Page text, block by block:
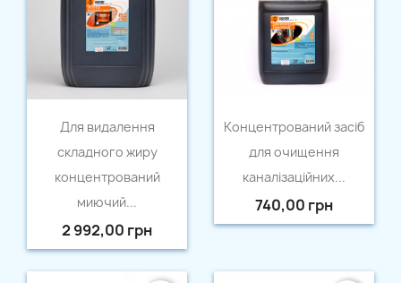
Швидкий перегляд
Для видалення
складного жиру
концентрований
миючий...
2 992,00 грн
 Швидкий перегляд
Концентрований засіб
для очищення
каналізаційних...
740,00 грн